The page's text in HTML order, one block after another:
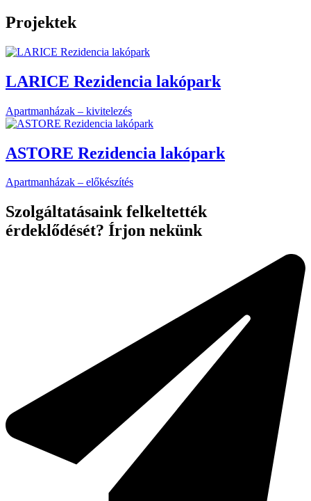
Projektek
LARICE Rezidencia lakópark
Apartmanházak – kivitelezés
ASTORE Rezidencia lakópark
Apartmanházak – előkészítés
Szolgáltatásaink felkeltették
érdeklődését? Írjon nekünk